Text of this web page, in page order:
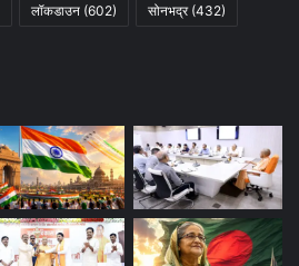
लॉकडाउन (602) सोनभद्र(432)